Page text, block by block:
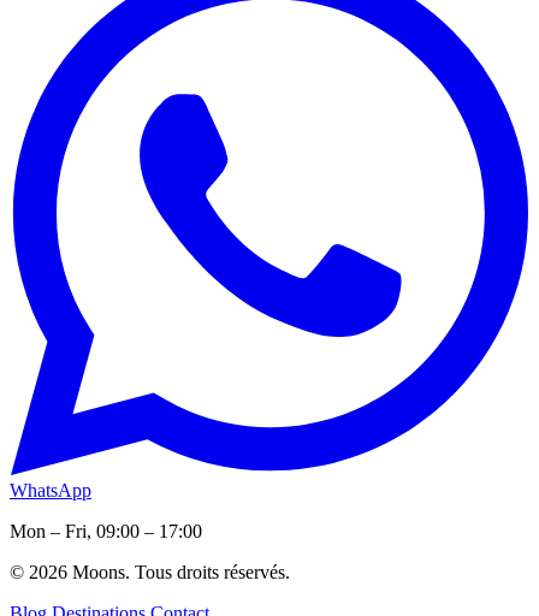
WhatsApp
Mon – Fri, 09:00 – 17:00
© 2026 Moons. Tous droits réservés.